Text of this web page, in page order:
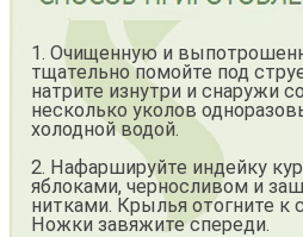
1. Очищенную и
тщательно помойте под
натрите изнутри и снаружи
несколько уколов
холодной водой.
2. Нафаршируйте индейку
яблоками, черносливом и
нитками. Крылья отогните к
Ножки завяжите спереди.